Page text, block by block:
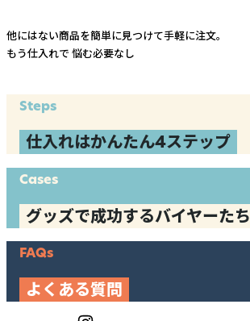
他にはない商品を簡単に見つけて手軽に注文。
もう仕入れで 悩む必要なし
Steps
仕入れはかんたん4ステップ
Cases
グッズで成功するバイヤーたち
FAQs
よくある質問